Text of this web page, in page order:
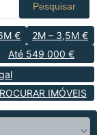
Pesquisar
€
2M – 3,5M €
Até 549 000 €
IMÓVEIS